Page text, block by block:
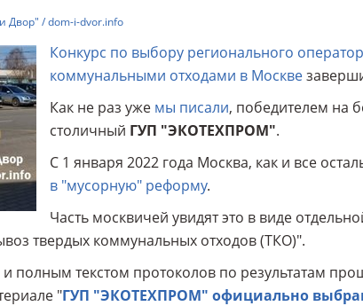
Двор" / dom-i-dvor.info
Конкурс по выбору регионального
коммунальными отходами в Москве
Как не раз уже мы писали, победителем на
столичный ГУП "ЭКОТЕХПРОМ".
С 1 января 2022 года Москва, как и все
в "мусорную" реформу.
Часть москвичей увидят это в виде
твердых коммунальных отходов (ТКО)".
полным текстом протоколов по результатам
"ГУП "ЭКОТЕХПРОМ" официально